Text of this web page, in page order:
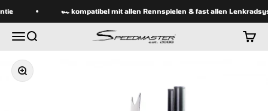
🏎 kompatibel mit allen Rennspielen & fast allen
MenüSuche speedmasterseats
Bild vergrößern